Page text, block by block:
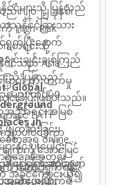
င်ငံများသို့ ပြန်လည်
သူနိုင်ငံခြားသား
က်ပြီးနောက်
င်းချင်းချစ်ကြည်
းသို့ ပြန်လည်
များ ထပ်မံမ
ဦအရင်းအမြစ်
ဖျက်ဆီးခြင်း၊
းနှင့် ပူးပေါင်း
ြန့်ပြန့် ဆောင်ရွက်
အသိပေးလျက်ရှိ
။ ၂၀၂၂ ခုနှစ်၊
ငံကိုHigh-Risk
စာရင်းသို့
နိုင်ငံသည်Asia-
ောက် တိုးတက်မှု
းခဲ့ပြီးဖြစ်ပါသည်။
ားနှင့်FATF
စွာပါဝင်ခဲ့ကာ
ျက်ကို အောင်မြင်
လက်ဆောင်ရွက်ရန်
Global
in
ခံစာအရonline
ရှဒေသအတွင်း
ကို အခွင့်ကောင်းယူ၍
ငွေကြေးခဝါချမှု၊
ျားအပြား